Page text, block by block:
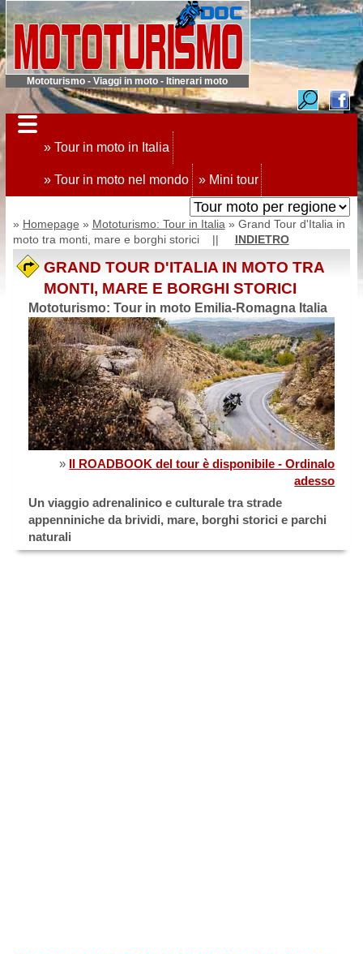
Mototurismo - Viaggi in moto - Itinerari moto
» Tour in moto in Italia
» Tour in moto nel mondo » Mini tour
» Homepage » Mototurismo: Tour in Italia » Grand Tour d'Italia in
moto tra monti, mare e borghi storici || INDIETRO
GRAND TOUR D'ITALIA IN MOTO TRA
MONTI, MARE E BORGHI STORICI
Mototurismo: Tour in moto Emilia-Romagna Italia
» Il ROADBOOK del tour è disponibile - Ordinalo
adesso
Un viaggio adrenalinico e culturale tra strade
appenniniche da brividi, mare, borghi storici e parchi
naturali